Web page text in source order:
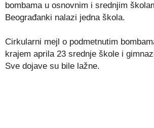
bombama u osnovnim i srednjim
Beograđanki nalazi jedna škola.
Cirkularni mejl o podmetnutim
krajem aprila 23 srednje škole i
Sve dojave su bile lažne.